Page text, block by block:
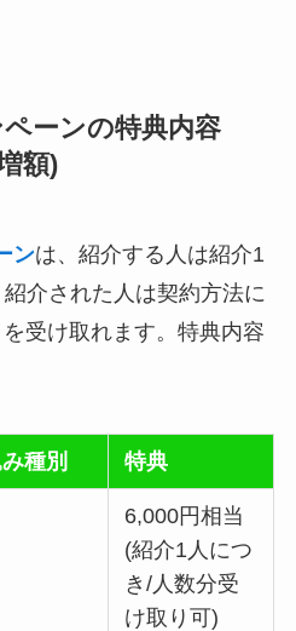
ーンの特典内容
額)
ンは、紹介する人は紹介1
介された人は契約方法に
受け取れます。特典内容
種別 特典
6,000円相当
(紹介1人につ
き/人数分受
け取り可)